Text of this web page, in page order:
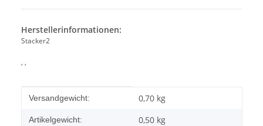
Herstellerinformationen:
Stacker2
, ,
Produkteigenschaft
Wert
Versandgewicht: 0,70 kg
Artikelgewicht: 0,50 kg